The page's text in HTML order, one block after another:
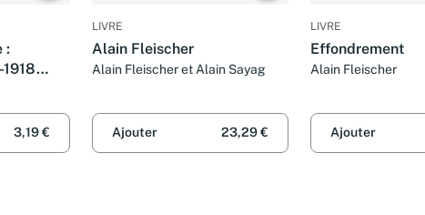
:
3,19 €
LIVRE
Alain Fleischer
Alain Fleischer et Alain Sayag
Ajouter 23,29 €
LIVRE
Effondrement
Alain Fleischer
Ajouter